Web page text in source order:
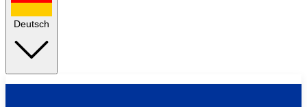
Deutsch